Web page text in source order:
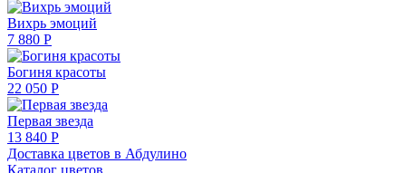
Вихрь эмоций
7 880 Р
Богиня красоты
22 050 Р
Первая звезда
13 840 Р
Доставка цветов в Абдулино